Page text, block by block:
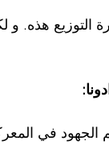
التوزيع هذه. و